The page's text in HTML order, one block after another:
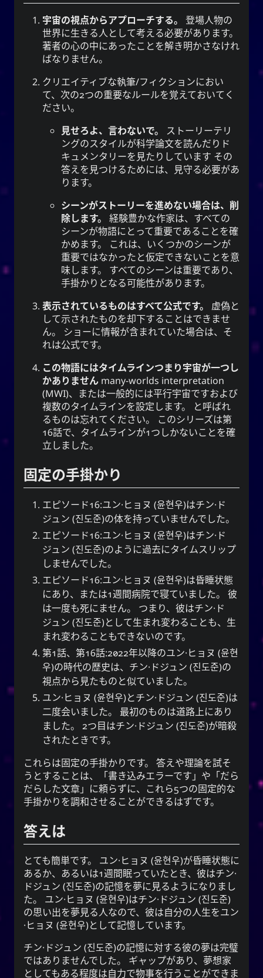
宇宙の視点からアプローチする。
登場人物の
世界に生きる人として考える必要があります。
著者の心の中にあったことを解き明かさなけれ
ばなりません。
クリエイティブな執筆/フィクションにおい
て、次の2つの重要なルールを覚えておいてく
ださい。
見せろよ、言わないで。
ストーリーテリ
ングのスタイルが科学論文を読んだりド
キュメンタリーを見たりしています その
答えを見つけるためには、見守る必要があ
ります。
シーンがストーリーを進めない場合は、削
除します。
経験豊かな作家は、すべての
シーンが物語にとって重要であることを確
かめます。 これは、いくつかのシーンが
重要ではなかったと仮定できないことを意
味します。 すべてのシーンは重要であり、
手掛かりとなる可能性があります。
表示されているものはすべて公式です。
虚偽と
して示されたものを却下することはできませ
ん。 ショーに情報が含まれていた場合は、そ
れは公式です。
この物語にはタイムラインつまり宇宙が一つし
かありません many-worlds interpretation
(MWI)、または一般的には平行宇宙ですおよび
複数のタイムラインを設定します。
と呼ばれ
るものは忘れてください。 このシリーズは第
16話で、タイムラインが1つしかないことを確
立しました。
固定の手掛かり
エピソード16:ユン·ヒョヌ (윤현우)はチン·ド
ジュン (진도준)の体を持っていませんでした。
エピソード16:ユン·ヒョヌ (윤현우)はチン·ド
ジュン (진도준)のように過去にタイムスリップ
しませんでした。
エピソード16:ユン·ヒョヌ (윤현우)は昏睡状態
にあり、または1週間病院で寝ていました。 彼
は一度も死にません。 つまり、彼はチン·ド
ジュン (진도준)として生まれ変わることも、生
まれ変わることもできないのです。
第1話、第16話:2022年以降のユン·ヒョヌ (윤현
우)の時代の歴史は、 チン·ドジュン (진도준)の
視点から見たものと似ていました。
ユン·ヒョヌ (윤현우)とチン·ドジュン (진도준)は
二度会いました。 最初のものは道路上にあり
ました。 2つ目はチン·ドジュン (진도준)が暗殺
されたときです。
これらは固定の手掛かりです。 答えや理論を試そ
うとすることは、
書き込みエラーです や
だら
だらした文章
に頼らずに、これら5つの固定的な
手掛かりを調和させることができるはずです。
答えは
とても簡単です。 ユン·ヒョヌ (윤현우)が昏睡状態に
あるか、あるいは1週間眠っていたとき、彼はチン·
ドジュン (진도준)の記憶を夢に見るようになりまし
た。 ユン·ヒョヌ (윤현우)はチン·ドジュン (진도준)
の思い出を夢見る人なので、彼は自分の人生をユン
·ヒョヌ (윤현우)として記憶しています。
チン·ドジュン (진도준)の記憶に対する彼の夢は完璧
ではありませんでした。 ギャップがあり、夢想家
としてもある程度は自力で物事を行うことができま
また、
柳
または
柳
を意味する
柳
、
雅で細身
、そしてすべての人に持続的な栄養と資
源を提供する水域の近くに生えている木を意味す
る。 それはまた、存在すること、すなわち油
を意味することもできます。
文字は、記録、規律、注文を提供す
は、エネ
ルギー、精神、旗、期間を意味し、ゲルンや不定詞
を作る時に使う接尾辞でもあります。
「유」
Yoo (韓国の名前)
;
CC-BY-SA 3.0
Unported License
↩︎
雪亮（ゆきあ）ネットワーク
Snoworld
techmagus
Love and Relationships
ブックマーク
再生中
MoshiMoshi♡ (JP Ver.)
MoshiMoshi♡ (JP Ver.)
Unis
SNS